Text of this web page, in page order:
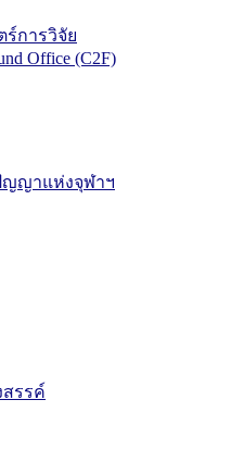
การวิจัย
Office (C2F)
ญาแห่งจุฬาฯ
รรค์